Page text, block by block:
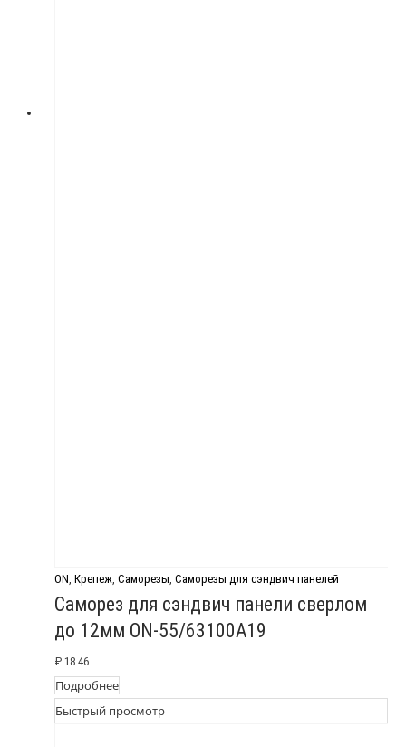
ON, Крепеж, Саморезы, Саморезы для сэндвич панелей
Саморез для сэндвич панели сверлом
до 12мм ON-55/63100A19
₽ 18.46
Подробнее
Быстрый просмотр